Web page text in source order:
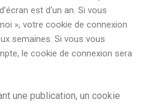
est d’un an. Si vous
», votre cookie de connexion
semaines. Si vous vous
le cookie de connexion sera
une publication, un cookie